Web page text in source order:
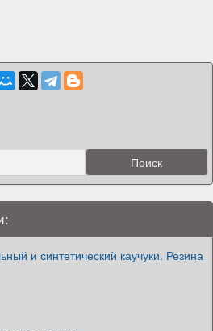
и синтетический каучуки. Резина